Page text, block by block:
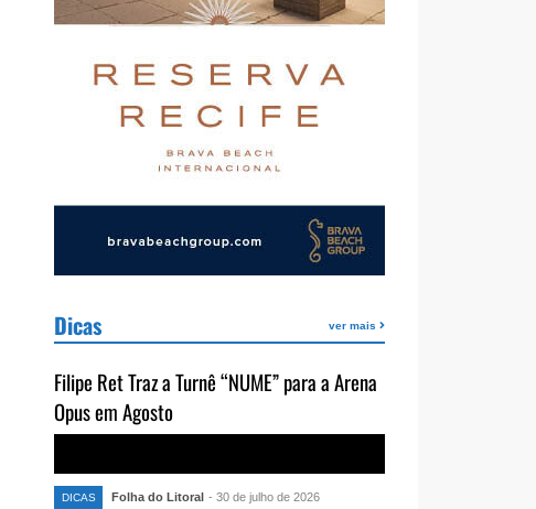
Dicas ver mais
Filipe Ret Traz a Turnê “NUME” para a Arena
Opus em Agosto
DICAS Folha do Litoral - 30 de julho de 2026